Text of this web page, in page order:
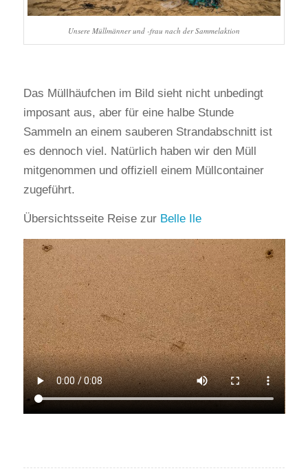
Unsere Müllmänner und -frau nach der Sammelaktion
Das Müllhäufchen im Bild sieht nicht unbedingt
imposant aus, aber für eine halbe Stunde
Sammeln an einem sauberen Strandabschnitt ist
es dennoch viel. Natürlich haben wir den Müll
mitgenommen und offiziell einem Müllcontainer
zugeführt.
Übersichtsseite Reise zur Belle Ile